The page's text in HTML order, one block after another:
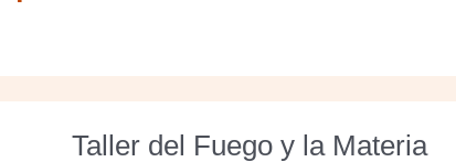
Taller del Fuego y la Materia